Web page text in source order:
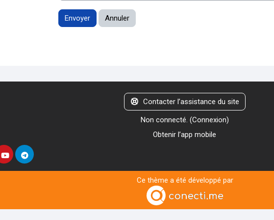
Contacter l’assistance du site
Non connecté. (Connexion)
Obtenir l’app mobile
Ce thème a été développé par